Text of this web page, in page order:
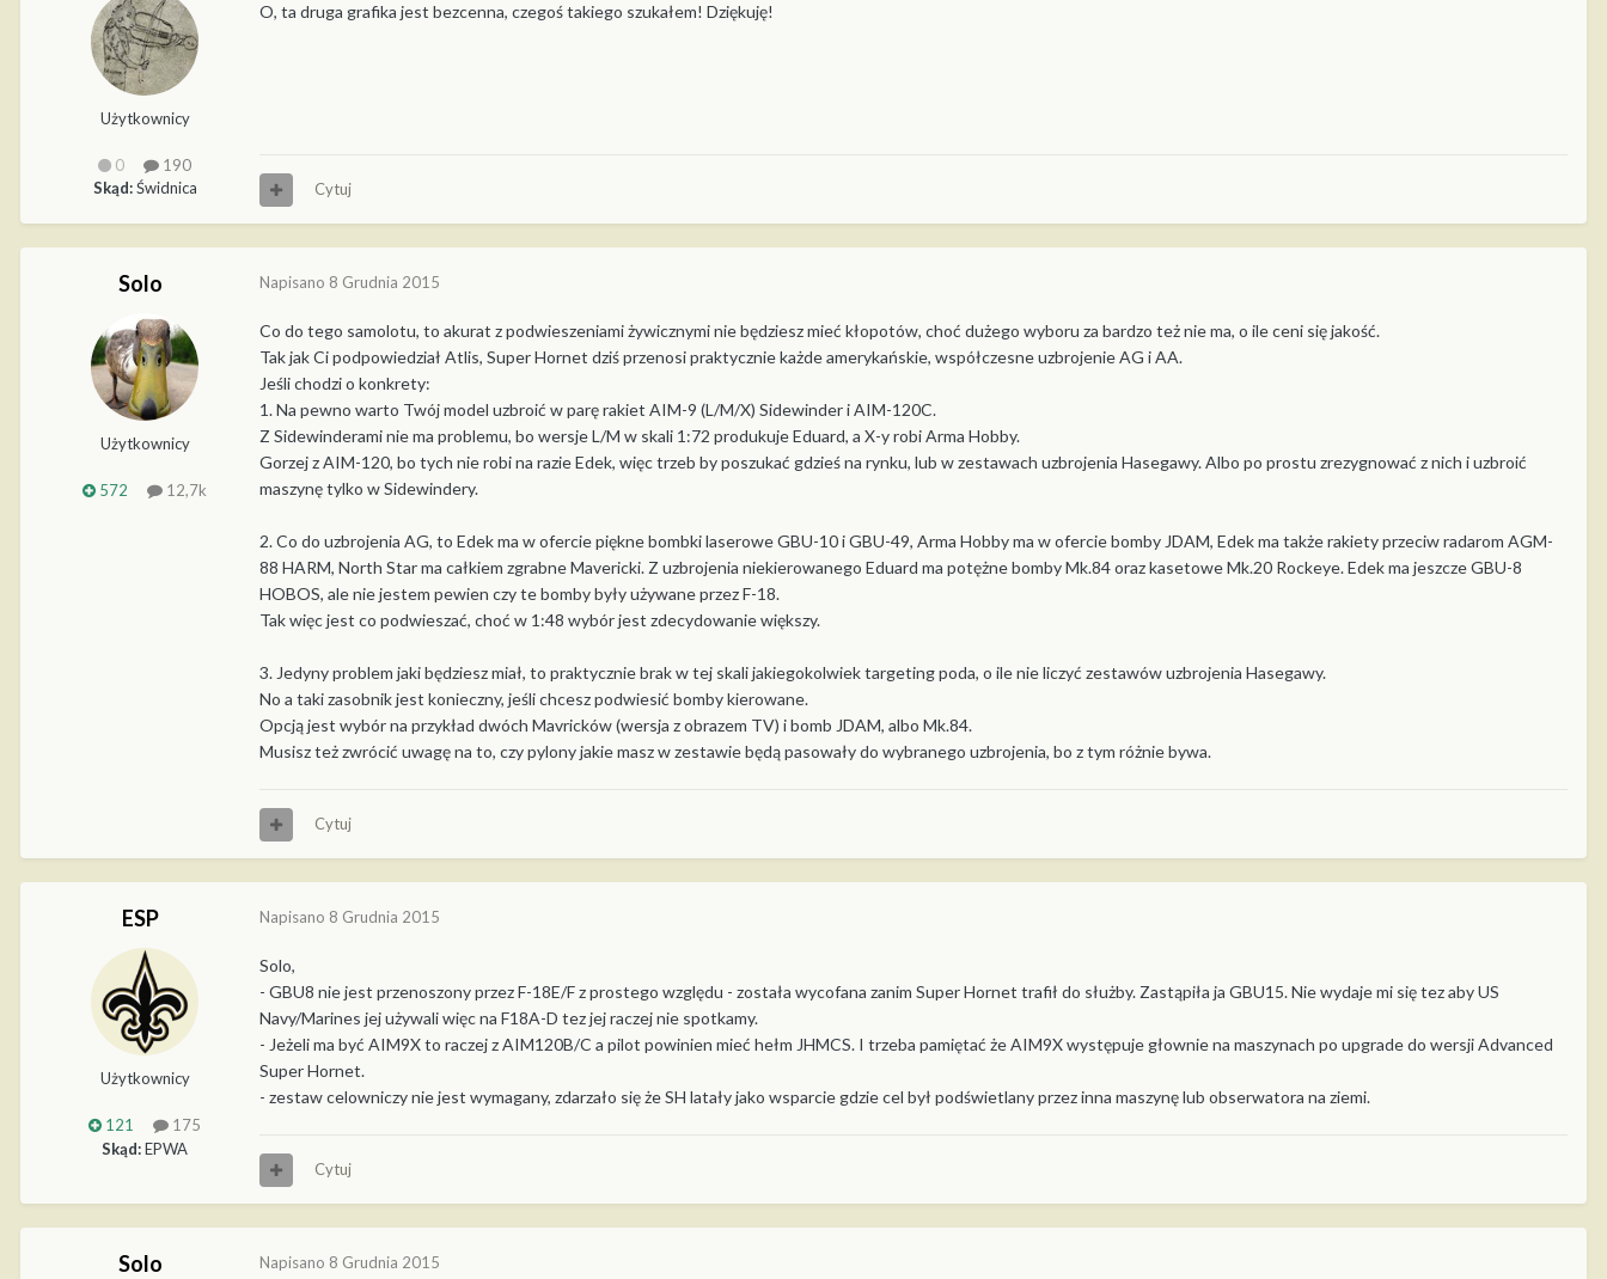
Użytkownicy
0
190
Skąd:Świdnica
O, ta druga grafika jest bezcenna, czegoś takiego szukałem! Dziękuję!
Cytuj
Solo
Użytkownicy
572 12,7k
Napisano 8 Grudnia 2015
Co do tego samolotu, to akurat z podwieszeniami żywicznymi nie będziesz mieć kłopotów, choć dużego wyboru za bardzo też nie ma, o ile ceni się jakość.
Tak jak Ci podpowiedział Atlis, Super Hornet dziś przenosi praktycznie każde amerykańskie, współczesne uzbrojenie AG i AA.
Jeśli chodzi o konkrety:
1. Na pewno warto Twój model uzbroić w parę rakiet AIM-9 (L/M/X) Sidewinder i AIM-120C.
Z Sidewinderami nie ma problemu, bo wersje L/M w skali 1:72 produkuje Eduard, a X-y robi Arma Hobby.
Gorzej z AIM-120, bo tych nie robi na razie Edek, więc trzeb by poszukać gdzieś na rynku, lub w zestawach uzbrojenia Hasegawy. Albo po prostu zrezygnować z nich i uzbroić
maszynę tylko w Sidewindery.
2. Co do uzbrojenia AG, to Edek ma w ofercie piękne bombki laserowe GBU-10 i GBU-49, Arma Hobby ma w ofercie bomby JDAM, Edek ma także rakiety przeciw radarom AGM-
88 HARM, North Star ma całkiem zgrabne Mavericki. Z uzbrojenia niekierowanego Eduard ma potężne bomby Mk.84 oraz kasetowe Mk.20 Rockeye. Edek ma jeszcze GBU-8
HOBOS, ale nie jestem pewien czy te bomby były używane przez F-18.
Tak więc jest co podwieszać, choć w 1:48 wybór jest zdecydowanie większy.
3. Jedyny problem jaki będziesz miał, to praktycznie brak w tej skali jakiegokolwiek targeting poda, o ile nie liczyć zestawów uzbrojenia Hasegawy.
No a taki zasobnik jest konieczny, jeśli chcesz podwiesić bomby kierowane.
Opcją jest wybór na przykład dwóch Mavricków (wersja z obrazem TV) i bomb JDAM, albo Mk.84.
Musisz też zwrócić uwagę na to, czy pylony jakie masz w zestawie będą pasowały do wybranego uzbrojenia, bo z tym różnie bywa.
Cytuj
ESP
Użytkownicy
121
175
Skąd:EPWA
Napisano 8 Grudnia 2015
Solo,
- GBU8 nie jest przenoszony przez F-18E/F z prostego względu - została wycofana zanim Super Hornet trafił do służby. Zastąpiła ja GBU15. Nie wydaje mi się tez aby US
Navy/Marines jej używali więc na F18A-D tez jej raczej nie spotkamy.
- Jeżeli ma być AIM9X to raczej z AIM120B/C a pilot powinien mieć hełm JHMCS. I trzeba pamiętać że AIM9X występuje głownie na maszynach po upgrade do wersji Advanced
Super Hornet.
- zestaw celowniczy nie jest wymagany, zdarzało się że SH latały jako wsparcie gdzie cel był podświetlany przez inna maszynę lub obserwatora na ziemi.
Cytuj
Solo Napisano 8 Grudnia 2015